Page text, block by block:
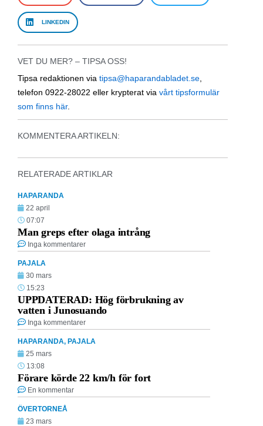
LINKEDIN
VET DU MER? – TIPSA OSS!
Tipsa redaktionen via tipsa@haparandabladet.se
telefon 0922-28022 eller krypterat via vårt tipsformulär
som finns här.
KOMMENTERA ARTIKELN:
RELATERADE ARTIKLAR
HAPARANDA
22 april
07:07
Man greps efter olaga intrång
Inga kommentarer
PAJALA
30 mars
15:23
UPPDATERAD: Hög förbrukning av
vatten i Junosuando
Inga kommentarer
HAPARANDA, PAJALA
25 mars
13:08
Förare körde 22 km/h för fort
En kommentar
ÖVERTORNEÅ
23 mars